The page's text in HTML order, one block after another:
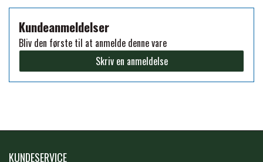
PREMIER EQUINE SADELUNDERLAG
PREMIER EQUINE PADS
HAPPY MOUTH
HEVARI
KÄLLQUIST EQUESTIAN
Kundeanmeldelser
Bliv den første til at anmelde denne vare
Skriv en anmeldelse
KUNDESERVICE